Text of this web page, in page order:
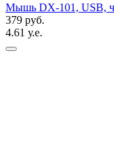
Мышь DX-101, USB,
379 руб.
4.61 у.е.